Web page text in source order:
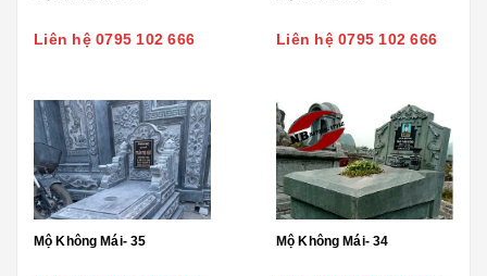
Liên hệ 0795 102 666 Liên hệ 0795 102 666
Mộ Không Mái- 35 Mộ Không Mái- 34